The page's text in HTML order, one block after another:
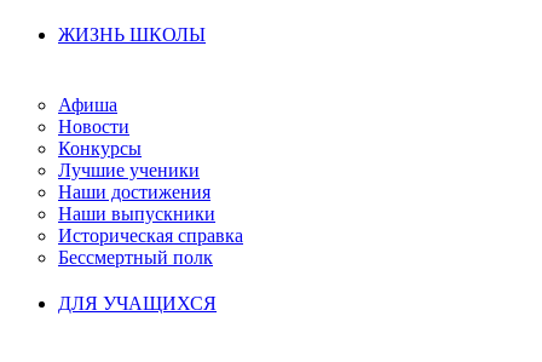
ЖИЗНЬ ШКОЛЫ
Афиша
Новости
Конкурсы
Лучшие ученики
Наши достижения
Наши выпускники
Историческая справка
Бессмертный полк
ДЛЯ УЧАЩИХСЯ